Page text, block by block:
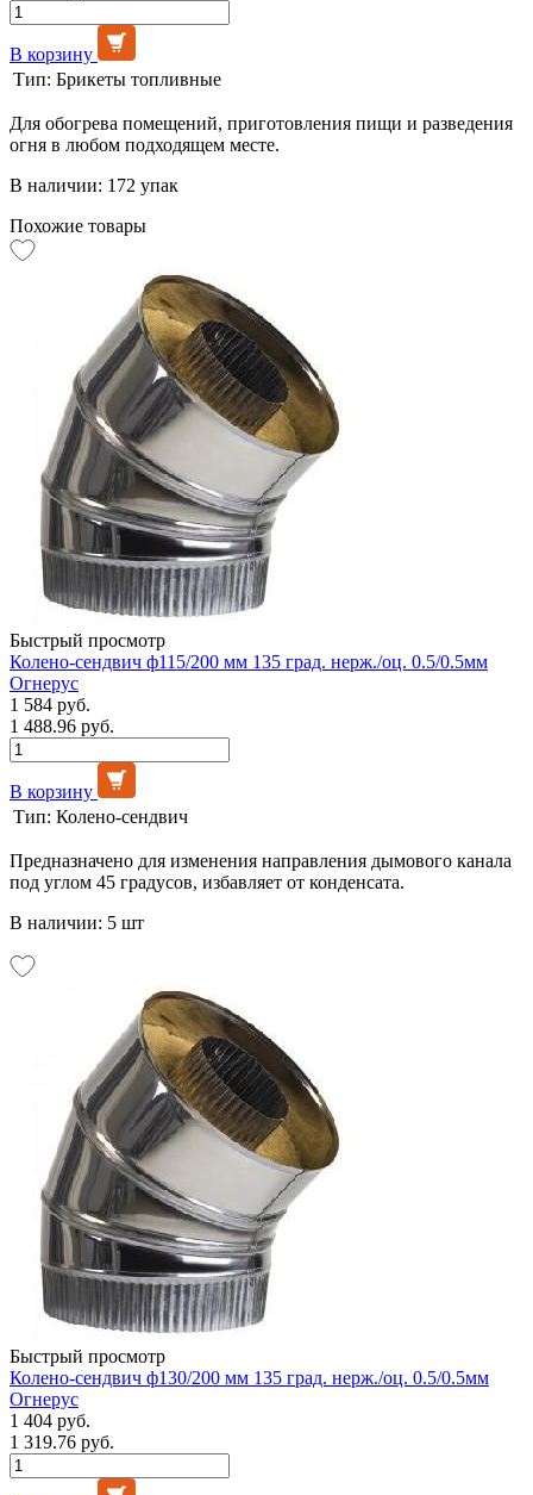
В корзину
Тип: Брикеты топливные
Для обогрева помещений, приготовления пищи и разведения
огня в любом подходящем месте.
В наличии: 172 упак
Похожие товары
Быстрый просмотр
Колено-сендвич ф115/200 мм 135 град. нерж./оц. 0.5/0.5мм
Огнерус
1 584 руб.
1 488.96 руб.
В корзину
Тип: Колено-сендвич
Предназначено для изменения направления дымового канала
под углом 45 градусов, избавляет от конденсата.
В наличии: 5 шт
Быстрый просмотр
Колено-сендвич ф130/200 мм 135 град. нерж./оц. 0.5/0.5мм
Огнерус
1 404 руб.
1 319.76 руб.